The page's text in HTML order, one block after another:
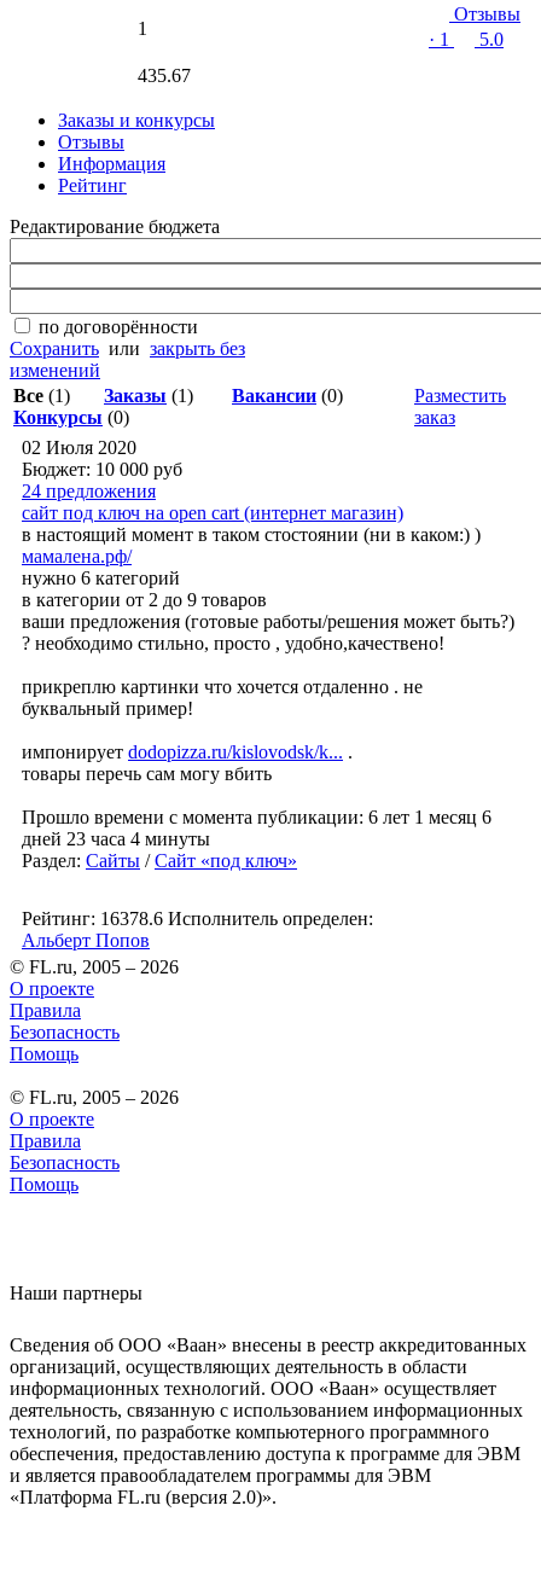
1
435.67
Отзывы
· 1
5.0
Заказы и конкурсы
Отзывы
Информация
Рейтинг
Редактирование бюджета
по договорённости
Сохранить или закрыть без
изменений
Все (1) Заказы (1) Вакансии (0)
Конкурсы (0)
Разместить
заказ
02 Июля 2020
Бюджет: 10 000 руб
24 предложения
сайт под ключ на open cart (интернет магазин)
в настоящий момент в таком стостоянии (ни в каком:) )
мамалена.рф/
нужно 6 категорий
в категории от 2 до 9 товаров
ваши предложения (готовые работы/решения может быть?)
? необходимо стильно, просто , удобно,качествено!
прикреплю картинки что хочется отдаленно . не
буквальный пример!
импонирует dodopizza.ru/kislovodsk/k... .
товары перечь сам могу вбить
Прошло времени с момента публикации: 6 лет 1 месяц 6
дней 23 часа 4 минуты
Раздел: Сайты /Сайт «под ключ»
Рейтинг: 16378.6 Исполнитель определен:
Альберт Попов
© FL.ru, 2005 – 2026
О проекте
Правила
Безопасность
Помощь
© FL.ru, 2005 – 2026
О проекте
Правила
Безопасность
Помощь
Наши партнеры
Сведения об ООО «Ваан» внесены в реестр аккредитованных
организаций, осуществляющих деятельность в области
информационных технологий. ООО «Ваан» осуществляет
деятельность, связанную с использованием информационных
технологий, по разработке компьютерного программного
обеспечения, предоставлению доступа к программе для ЭВМ
и является правообладателем программы для ЭВМ
«Платформа FL.ru (версия 2.0)».